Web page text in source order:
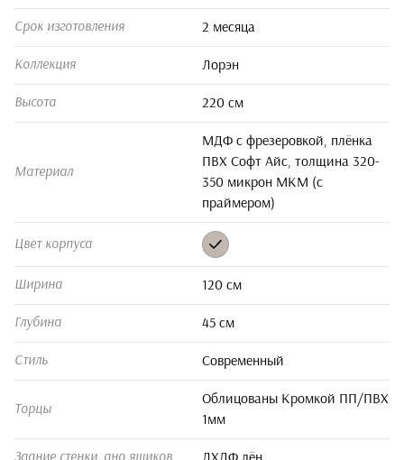
Срок изготовления 2 месяца
Коллекция Лорэн
Высота 220 см
Материал
МДФ с фрезеровкой, плёнка
ПВХ Софт Айс, толщина 320-
350 микрон МКМ (с
праймером)
Цвет корпуса
Ширина 120 см
Глубина 45 см
Стиль Современный
Торцы
Облицованы Кромкой ПП/ПВХ
1мм
Задние стенки, дно ящиков ЛХДФ лён